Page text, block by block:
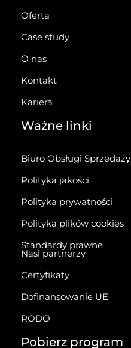
Oferta
Case study
O nas
Kontakt
Kariera
Ważne linki
Biuro Obsługi Sprzedaży
Polityka jakości
Polityka prywatności
Polityka plików cookies
Standardy prawne
Nasi partnerzy
Certyfikaty
Dofinansowanie UE
RODO
Pobierz program